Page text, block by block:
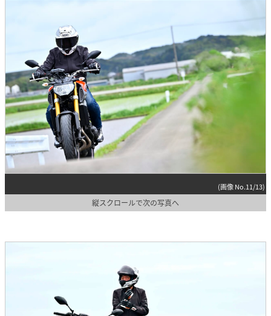
(画像 No.11/13)
縦スクロールで次の写真へ